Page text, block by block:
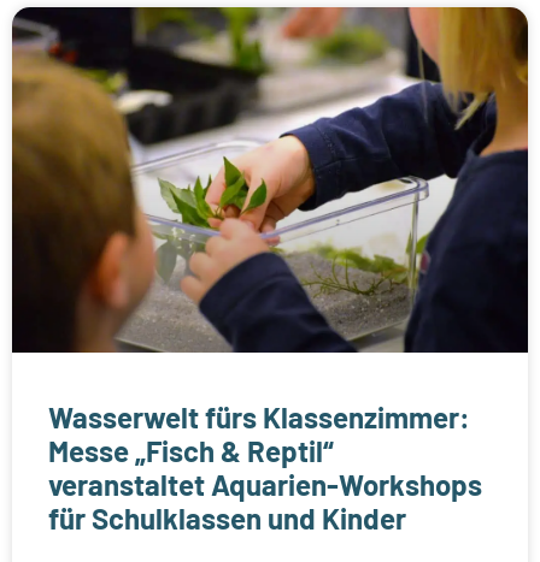
Wasserwelt fürs Klassenzimmer:
Messe „Fisch & Reptil“
veranstaltet Aquarien-Workshops
für Schulklassen und Kinder